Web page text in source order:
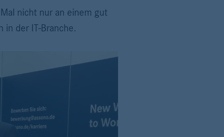
nicht nur an einem gut
in der IT-Branche.